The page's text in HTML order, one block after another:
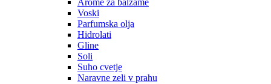
Arome za balzame
Voski
Parfumska olja
Hidrolati
Gline
Soli
Suho cvetje
Naravne zeli v prahu